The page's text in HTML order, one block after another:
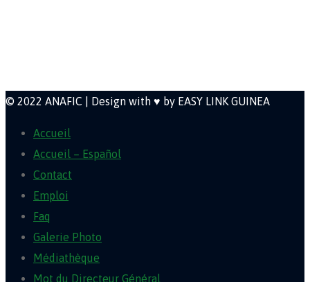
© 2022 ANAFIC | Design with ♥ by EASY LINK GUINEA
Accueil
Accueil – Español
Contact
Emploi
Faq
Galerie Photo
Médiathèque
Mot du Directeur Général